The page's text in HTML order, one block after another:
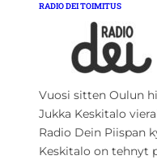
RADIO DEI TOIMITUS
Vuosi sitten Oulun
Jukka Keskitalo
Radio Dein Piispan
Keskitalo on tehnyt